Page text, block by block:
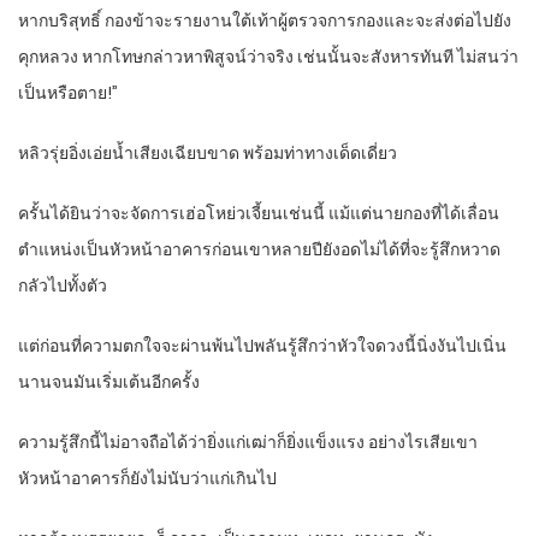
หากบริสุทธิ์ กองข้าจะรายงานใต้เท้าผู้ตรวจการกองและจะส่งต่อไปยัง
คุกหลวง หากโทษกล่าวหาพิสูจน์ว่าจริง เช่นนั้นจะสังหารทันที ไม่สนว่า
เป็นหรือตาย!”
หลิวรุ่ยอิ่งเอ่ยน้ำเสียงเฉียบขาด พร้อมท่าทางเด็ดเดี่ยว
ครั้นได้ยินว่าจะจัดการเฮ่อโหย่วเจี้ยนเช่นนี้ แม้แต่นายกองที่ได้เลื่อน
ตำแหน่งเป็นหัวหน้าอาคารก่อนเขาหลายปียังอดไม่ได้ที่จะรู้สึกหวาด
กลัวไปทั้งตัว
แต่ก่อนที่ความตกใจจะผ่านพ้นไปพลันรู้สึกว่าหัวใจดวงนี้นิ่งงันไปเนิ่น
นานจนมันเริ่มเต้นอีกครั้ง
ความรู้สึกนี้ไม่อาจถือได้ว่ายิ่งแก่เฒ่าก็ยิ่งแข็งแรง อย่างไรเสียเขา
หัวหน้าอาคารก็ยังไม่นับว่าแก่เกินไป